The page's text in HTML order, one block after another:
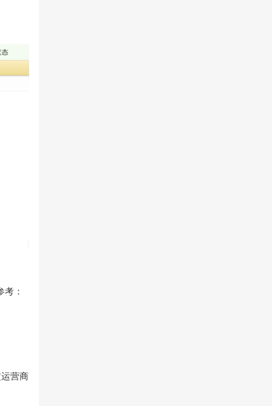
考：
营商